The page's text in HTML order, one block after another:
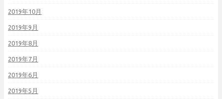
2019年10月
2019年9月
2019年8月
2019年7月
2019年6月
2019年5月